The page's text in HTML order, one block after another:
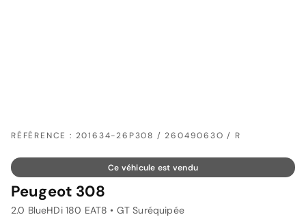
RÉFÉRENCE : 201634-26P308 / 26049063O / R
Ce véhicule est vendu
Peugeot 308
2.0 BlueHDi 180 EAT8 • GT Suréquipée